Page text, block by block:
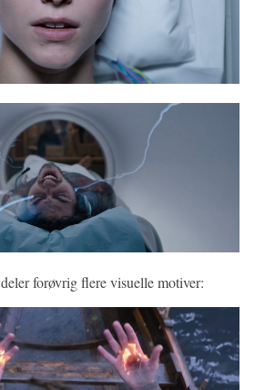
deler forøvrig flere visuelle motiver: